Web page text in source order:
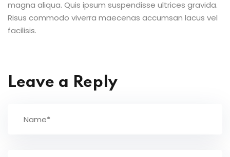
magna aliqua. Quis ipsum suspendisse ultrices gravida.
Risus commodo viverra maecenas accumsan lacus vel
facilisis.
Leave a Reply